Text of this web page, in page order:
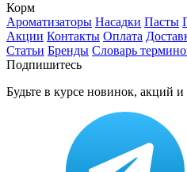
Корм
Ароматизаторы Насадки Пасты
Акции Контакты Оплата
Статьи Бренды Словарь
Подпишитесь
Будьте в курсе новинок, акций и